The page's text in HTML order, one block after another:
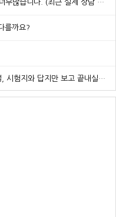
많습니다. (최근 실제 상담 사례)
를까요?
지와 답지만 보고 끝내실 건가요?